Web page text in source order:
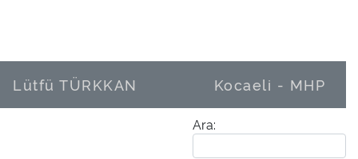
Lütfü TÜRKKAN Kocaeli - MHP
Ara: